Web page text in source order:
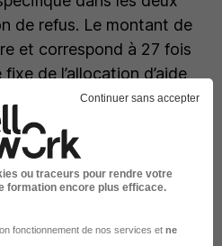
de refus. Le montant de
et correspond à 27 fois
de l’allocation d’aide
Premier ministre avait
la suppression de l’ASS.
n’a pas été mis en œuvre
Continuer sans accepter
ou traceurs pour rendre votre
formation encore plus efficace.
fonctionnement de nos services et ne